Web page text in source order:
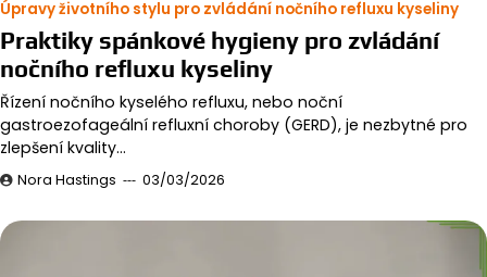
Úpravy životního stylu pro zvládání nočního refluxu kyseliny
Praktiky spánkové hygieny pro zvládání
nočního refluxu kyseliny
Řízení nočního kyselého refluxu, nebo noční
gastroezofageální refluxní choroby (GERD), je nezbytné pro
zlepšení kvality…
Nora Hastings 03/03/2026